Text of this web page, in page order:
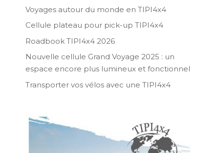
Voyages autour du monde en TIPI4x4
Cellule plateau pour pick-up TIPI4x4
Roadbook TIPI4x4 2026
Nouvelle cellule Grand Voyage 2025 : un
espace encore plus lumineux et fonctionnel
Transporter vos vélos avec une TIPI4x4